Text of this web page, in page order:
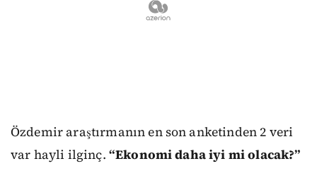
Özdemir araştırmanın en son anketinden 2 veri
var hayli ilginç. “Ekonomi daha iyi mi olacak?”